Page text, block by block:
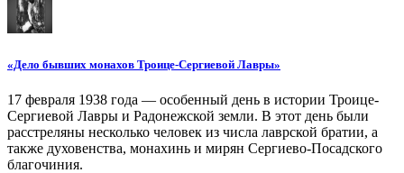
«Дело бывших монахов Троице-Сергиевой Лавры»
17 февраля 1938 года — особенный день в истории Троице-
Сергиевой Лавры и Радонежской земли. В этот день были
расстреляны несколько человек из числа лаврской братии, а
также духовенства, монахинь и мирян Сергиево-Посадского
благочиния.